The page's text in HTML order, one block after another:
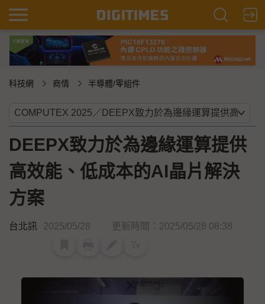
科技網 商情 半導體/零組件
DEEPX致力於為邊緣運算提供
高效能、低成本的AI晶片解決
方案
台北訊 2025/05/28 更新時間：2025/05/28 08:38